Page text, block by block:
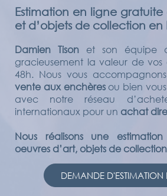
Estimation en ligne
et d’objets de collection en
Damien Tison et son équipe
gracieusement la valeur de vos
48h. Nous vous
vente aux enchèresou bien
avec notre réseau
internationaux pour un achat
Nous réalisons une
oeuvres d’art, objets de
DEMANDE D'ESTIMATION